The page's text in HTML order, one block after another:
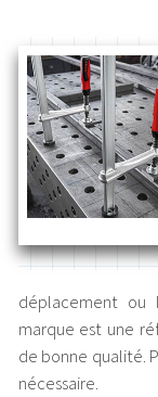
déplacement
marque est une
de bonne qualité.
nécessaire.